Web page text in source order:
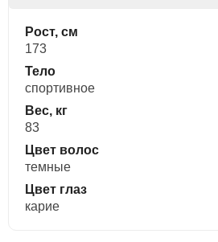
Рост, см
173
Тело
спортивное
Вес, кг
83
Цвет волос
темные
Цвет глаз
карие